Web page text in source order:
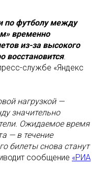
по футболу между
временно
из-за высокого
восстановится.
службе «Яндекс
нагрузкой —
значительно
Ожидаемое время
— в течение
билеты снова станут
сообщение «РИА